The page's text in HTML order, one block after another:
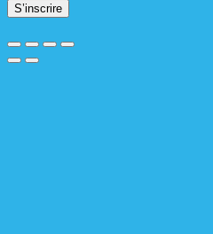
S’inscrire